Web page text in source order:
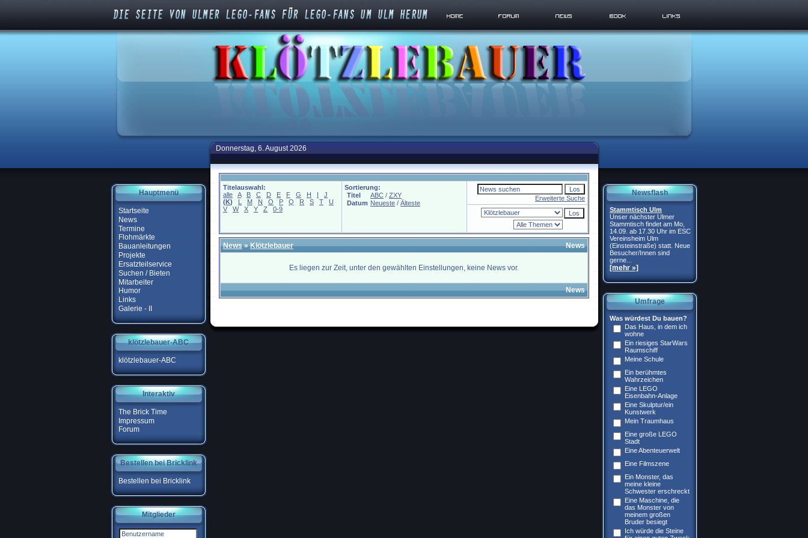
Hauptmenü
Startseite
News
Termine
Flohmärkte
Bauanleitungen
Projekte
Ersatzteilservice
Suchen / Bieten
Mitarbeiter
Humor
Links
Galerie - II
klötzlebauer-ABC
klötzlebauer-ABC
Interaktiv
The Brick Time
Impressum
Forum
Bestellen bei Bricklink
Bestellen bei Bricklink
Mitglieder
Donnerstag, 6. August 2026
Titelauswahl:
alle
A B C D E F G H I
J
(K) L M N O P Q R S T
U
V
W X Y Z 0-9
Sortierung:
Titel
ABC / ZXY
Datum Neueste / Älteste
Erweiterte Suche
News»Klötzlebauer News
Es liegen zur Zeit, unter den gewählten Einstellungen, keine News vor.
News
Newsflash
Stammtisch Ulm
Unser nächster Ulmer
Stammtisch findet am Mo,
14.09. ab 17.30 Uhr im ESC
Vereinsheim Ulm
(Einsteinstraße) statt. Neue
Besucher/Innen sind
gerne...
[mehr »]
Umfrage
Was würdest Du bauen?
Das Haus, in dem ich
wohne
Ein riesiges StarWars
Raumschiff
Meine Schule
Ein berühmtes
Wahrzeichen
Eine LEGO
Eisenbahn-Anlage
Eine Skulptur/ein
Kunstwerk
Mein Traumhaus
Eine große LEGO
Stadt
Eine Abenteuerwelt
Eine Filmszene
Ein Monster, das
meine kleine
Schwester erschreckt
Eine Maschine, die
das Monster von
meinem großen
Bruder besiegt
Ich würde die Steine